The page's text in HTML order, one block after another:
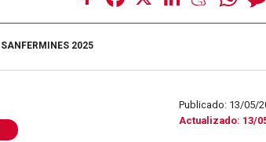
SANFERMINES 2025
Publicado: 13/05/
Actualizado: 13/